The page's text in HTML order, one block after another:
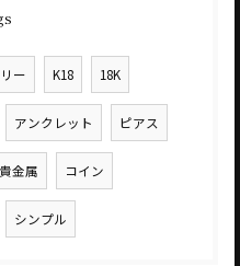
ー K18 18K
アンクレット ピアス
貴金属 コイン
シンプル